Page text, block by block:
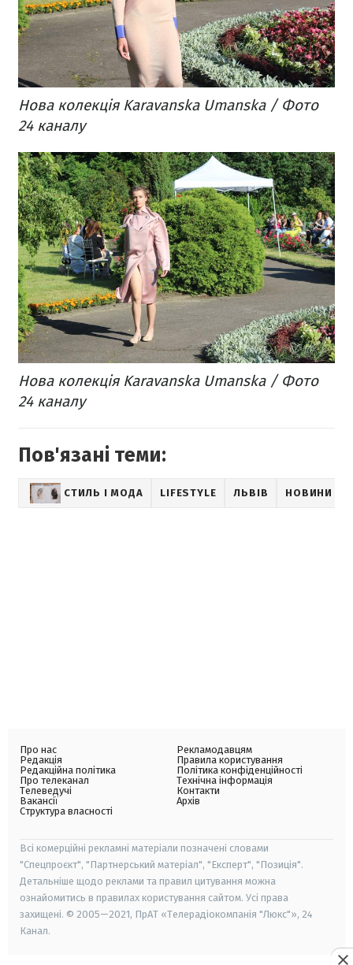
Нова колекція Karavanska Umanska / Фото
24 каналу
Нова колекція Karavanska Umanska / Фото
24 каналу
Пов'язані теми:
СТИЛЬ І МОДА LIFESTYLE ЛЬВІВ НОВИНИ
Про нас
Редакція
Редакційна політика
Про телеканал
Телеведучі
Вакансії
Структура власності
Рекламодавцям
Правила користування
Політика конфіденційності
Технічна інформація
Контакти
Архів
Всі комерційні рекламні матеріали позначені словами
"Спецпроєкт", "Партнерський матеріал", "Експерт", "Позиція".
Детальніше щодо реклами та правил цитування можна
ознайомитись в правилах користування сайтом. Усі права
захищені. © 2005—2021, ПрАТ «Телерадіокомпанія "Люкс"», 24
Канал.